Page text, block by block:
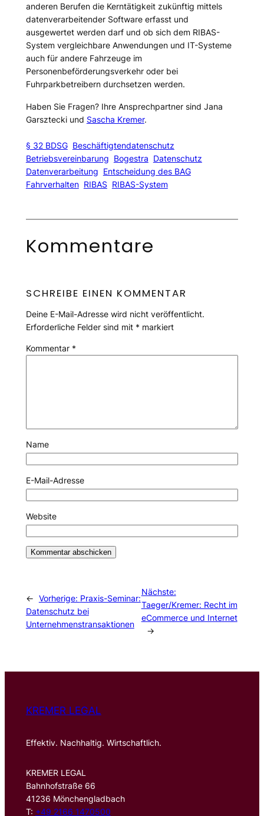
anderen Berufen die Kerntätigkeit zukünftig mittels
datenverarbeitender Software erfasst und
ausgewertet werden darf und ob sich dem RIBAS-
System vergleichbare Anwendungen und IT-Systeme
auch für andere Fahrzeuge im
Personenbeförderungsverkehr oder bei
Fuhrparkbetreibern durchsetzen werden.
Haben Sie Fragen? Ihre Ansprechpartner sind Jana
Garsztecki und Sascha Kremer.
§ 32 BDSG Beschäftigtendatenschutz
Betriebsvereinbarung Bogestra Datenschutz
Datenverarbeitung Entscheidung des BAG
Fahrverhalten RIBAS RIBAS-System
Kommentare
SCHREIBE EINEN KOMMENTAR
Deine E-Mail-Adresse wird nicht veröffentlicht.
Erforderliche Felder sind mit * markiert
Kommentar *
Name
E-Mail-Adresse
Website
← Vorherige: Praxis-Seminar:
Datenschutz bei
Unternehmenstransaktionen
Nächste:
Taeger/Kremer: Recht im
eCommerce und Internet
→
KREMER LEGAL
Effektiv. Nachhaltig. Wirtschaftlich.
KREMER LEGAL
Bahnhofstraße 66
41236 Mönchengladbach
T: +49 2166 1470500